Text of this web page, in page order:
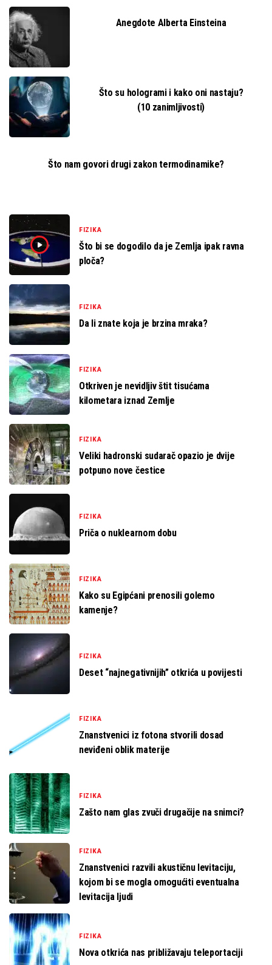
Anegdote Alberta Einsteina
Što su hologrami i kako oni nastaju?
(10 zanimljivosti)
Što nam govori drugi zakon termodinamike?
FIZIKA
Što bi se dogodilo da je Zemlja ipak ravna
ploča?
FIZIKA
Da li znate koja je brzina mraka?
FIZIKA
Otkriven je nevidljiv štit tisućama
kilometara iznad Zemlje
FIZIKA
Veliki hadronski sudarač opazio je dvije
potpuno nove čestice
FIZIKA
Priča o nuklearnom dobu
FIZIKA
Kako su Egipćani prenosili golemo
kamenje?
FIZIKA
Deset “najnegativnijih” otkrića u povijesti
FIZIKA
Znanstvenici iz fotona stvorili dosad
neviđeni oblik materije
FIZIKA
Zašto nam glas zvuči drugačije na snimci?
FIZIKA
Znanstvenici razvili akustičnu levitaciju,
kojom bi se mogla omogućiti eventualna
levitacija ljudi
FIZIKA
Nova otkrića nas približavaju teleportaciji